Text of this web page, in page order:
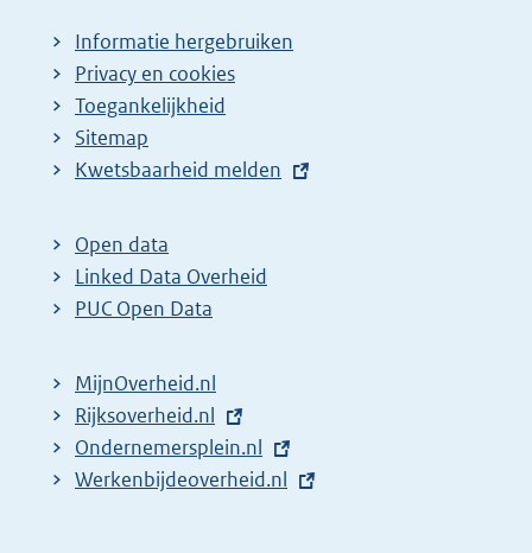
Informatie hergebruiken
Privacy en cookies
Toegankelijkheid
Sitemap
E
t
e
r
l
i
n
k
Kwetsbaarheid melden
Open data
Linked Data Overheid
PUC Open Data
MijnOverheid.nl
E
x
t
Rijksoverheid.nl
E
x
Ondernemersplein.nl
E
Werkenbijdeoverheid.nl